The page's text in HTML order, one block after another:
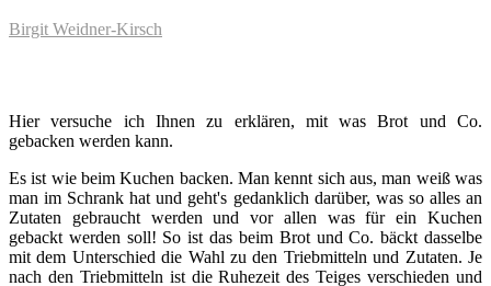
Birgit Weidner-Kirsch
Hier versuche ich Ihnen zu erklären, mit was Brot und Co.
gebacken werden kann.
Es ist wie beim Kuchen backen. Man kennt sich aus, man weiß was
man im Schrank hat und geht's gedanklich darüber, was so alles an
Zutaten gebraucht werden und vor allen was für ein Kuchen
gebackt werden soll! So ist das beim Brot und Co. bäckt dasselbe
mit dem Unterschied die Wahl zu den Triebmitteln und Zutaten. Je
nach den Triebmitteln ist die Ruhezeit des Teiges verschieden und